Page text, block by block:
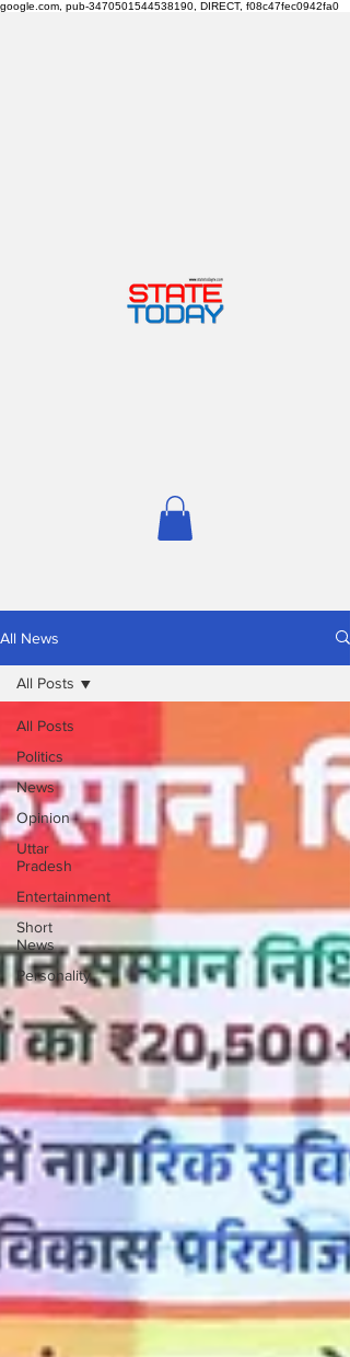
google.com, pub-3470501544538190, DIRECT, f08c47fec0942fa0
All News
All Posts
Politics
News
Opinion
Uttar
Pradesh
Entertainment
Short
News
Personality
All Posts